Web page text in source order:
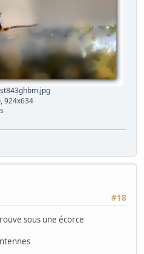
924x634
#18
sous une écorce